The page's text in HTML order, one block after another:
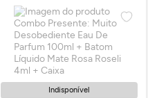
Indisponível